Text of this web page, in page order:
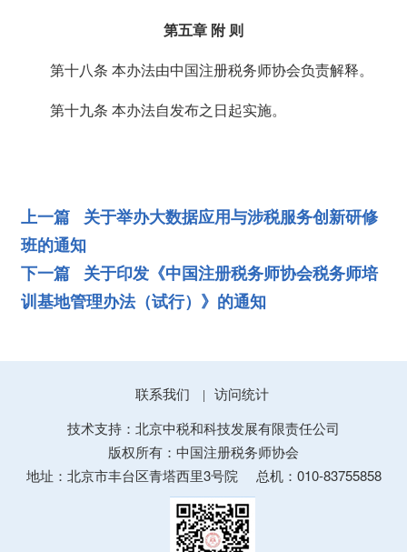
第五章 附 则
第十八条 本办法由中国注册税务师协会负责解释。
第十九条 本办法自发布之日起实施。
上一篇 关于举办大数据应用与涉税服务创新研修
班的通知
下一篇 关于印发《中国注册税务师协会税务师培
训基地管理办法（试行）》的通知
联系我们 |
访问统计
技术支持：北京中税和科技发展有限责任公司
版权所有：中国注册税务师协会
地址：北京市丰台区青塔西里3号院
总机：010-83755858